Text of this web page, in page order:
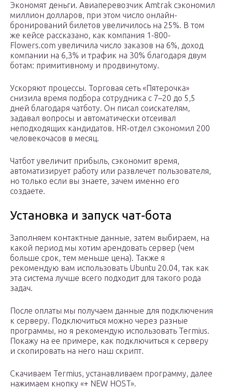
Экономят деньги. Авиаперевозчик Amtrak сэкономил
миллион долларов, при этом число онлайн-
бронирований билетов увеличилось на 25%. В том
же кейсе рассказано, как компания 1-800-
Flowers.com увеличила число заказов на 6%, доход
компании на 6,3% и трафик на 30% благодаря двум
ботам: примитивному и продвинутому.
Ускоряют процессы. Торговая сеть «Пятерочка»
снизила время подбора сотрудника с 7–20 до 5,5
дней благодаря чатботу. Он писал соискателям,
задавал вопросы и автоматически отсеивал
неподходящих кандидатов. HR-отдел сэкономил 200
человекочасов в месяц.
Чатбот увеличит прибыль, сэкономит время,
автоматизирует работу или развлечет пользователя,
но только если вы знаете, зачем именно его
создаете.
Установка и запуск чат-бота
Заполняем контактные данные, затем выбираем, на
какой период мы хотим арендовать сервер (чем
больше срок, тем меньше цена). Также я
рекомендую вам использовать Ubuntu 20.04, так как
эта система лучше всего подходит для такого рода
задач.
После оплаты мы получаем данные для подключения
к серверу. Подключиться можно через разные
программы, но я рекомендую использовать Termius.
Покажу на ее примере, как подключиться к серверу
и скопировать на него наш скрипт.
Скачиваем Termius, устанавливаем программу, далее
нажимаем кнопку «+ NEW HOST».